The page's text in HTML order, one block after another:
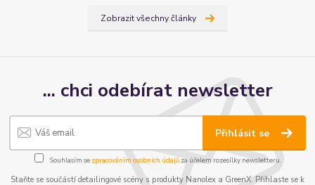
Zobrazit všechny články
... chci odebírat newsletter
Přihlásit se
Souhlasím se zpracováním osobních údajůza účelem rozesílky newsletteru.
Staňte se součástí detailingové scény s produkty Nanolex a GreenX. Přihlaste se k